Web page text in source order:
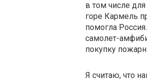
в том числе
горе Кармель
помогла
самолет-
покупку
Я считаю, что